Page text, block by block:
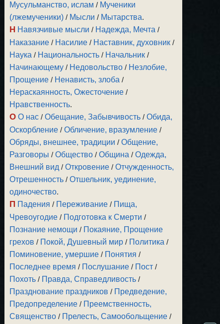
Мусульманство, ислам / Мученики
(лжемученики) / Мысли / Мытарства.
Н Навязчивые мысли / Надежда, Мечта /
Наказание / Насилие / Наставник, духовник /
Наука / Национальность / Начальник /
Начинающему / Недовольство / Незлобие,
Прощение / Ненависть, злоба /
Нераскаянность, Ожесточение /
Нравственность.
О О нас /Обещание, Забывчивость /Обида,
Оскорбление /Обличение, вразумление /
Обряды, внешнее, традиции /Общение,
Разговоры /Общество /Община /Одежда,
Внешний вид /Откровение /Отчужденность,
Отрешенность /Отшельник, уединение,
одиночество.
П Падения / Переживание / Пища,
Чревоугодие / Подготовка к Смерти /
Познание немощи / Покаяние, Прощение
грехов / Покой, Душевный мир / Политика /
Поминовение, умершие / Понятия /
Последнее время / Послушание / Пост /
Похоть / Правда, Справедливость /
Празднование праздников / Предведение,
Предопределение / Преемственность,
Священство / Прелесть, Самообольщение /